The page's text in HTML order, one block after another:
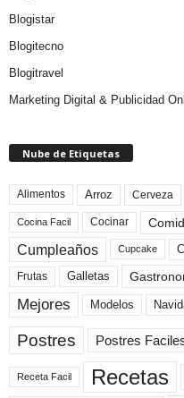
Blogistar
Blogitecno
Blogitravel
Marketing Digital & Publicidad
Nube de Etiquetas
Alimentos Arroz Cerveza
Cocina Facil Cocinar
Cumpleaños Cupcake
Frutas Galletas
Mejores Modelos
Postres Postres
Receta Facil Recetas